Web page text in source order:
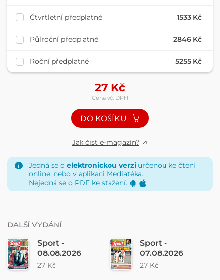
Čtvrtletní předplatné 1533 Kč
Půlroční předplatné 2846 Kč
Roční předplatné 5255 Kč
27 Kč
Cena vč. DPH
DO KOŠÍKU
Jak číst e-magazín?
Jedná se o elektronickou verzi určenou ke čtení
online, nebo v aplikaci Mediatéka.
Nejedná se o PDF ke stažení.
DALŠÍ VYDÁNÍ
Sport -
08.08.2026
27 Kč
Sport -
07.08.2026
27 Kč